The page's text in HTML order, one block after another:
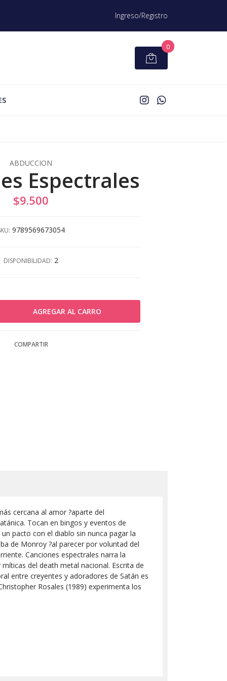
Ingreso/Registro
0
ABDUCCION
Espectrales
$9.500
9789569673054
DISPONIBILIDAD: 2
COMPARTIR
cercana al amor ?aparte del
Tocan en bingos y eventos de
pacto con el diablo sin nunca pagar la
de Monroy ?al parecer por voluntad del
Canciones espectrales narra la
del death metal nacional. Escrita de
entre creyentes y adoradores de Satán es
Rosales (1989) experimenta los